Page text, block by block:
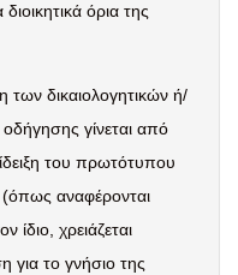
όρια της
δικαιολογητικών ή/
γίνεται από
του πρωτότυπου
(όπως αναφέρονται
ίδιο, χρειάζεται
για το γνήσιο της